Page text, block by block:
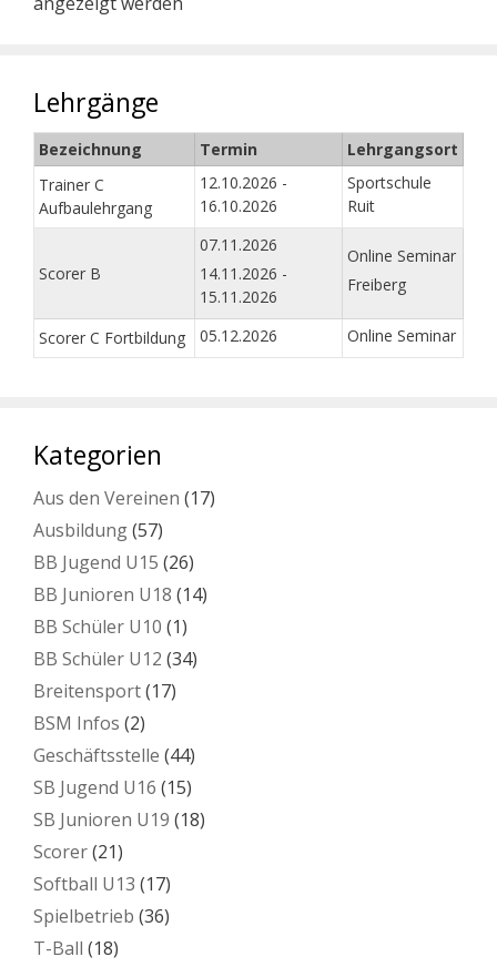
Lehrgänge
Bezeichnung Termin
Lehrgangsort
Trainer C
Aufbaulehrgang
12.10.2026 -
16.10.2026
Sportschule
Ruit
Scorer B
07.11.2026
14.11.2026 -
15.11.2026
Online Seminar
Freiberg
Scorer C Fortbildung 05.12.2026 Online Seminar
Kategorien
Aus den Vereinen (17)
Ausbildung(57)
BB Jugend U15 (26)
BB Junioren U18 (14)
BB Schüler U10 (1)
BB Schüler U12 (34)
Breitensport(17)
BSM Infos (2)
Geschäftsstelle (44)
SB Jugend U16 (15)
SB Junioren U19 (18)
Scorer(21)
Softball U13 (17)
Spielbetrieb (36)
T-Ball (18)